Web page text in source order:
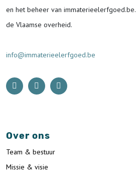
en het beheer van immaterieelerfgoed.be.
de Vlaamse overheid.
info@immaterieelerfgoed.be
Over ons
Team & bestuur
Missie & visie